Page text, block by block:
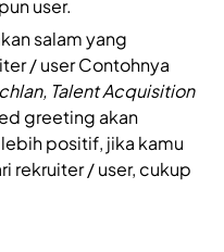
user.
salam yang
/ user Contohnya
Talent Acquisition
greeting akan
positif, jika kamu
rekruiter / user, cukup